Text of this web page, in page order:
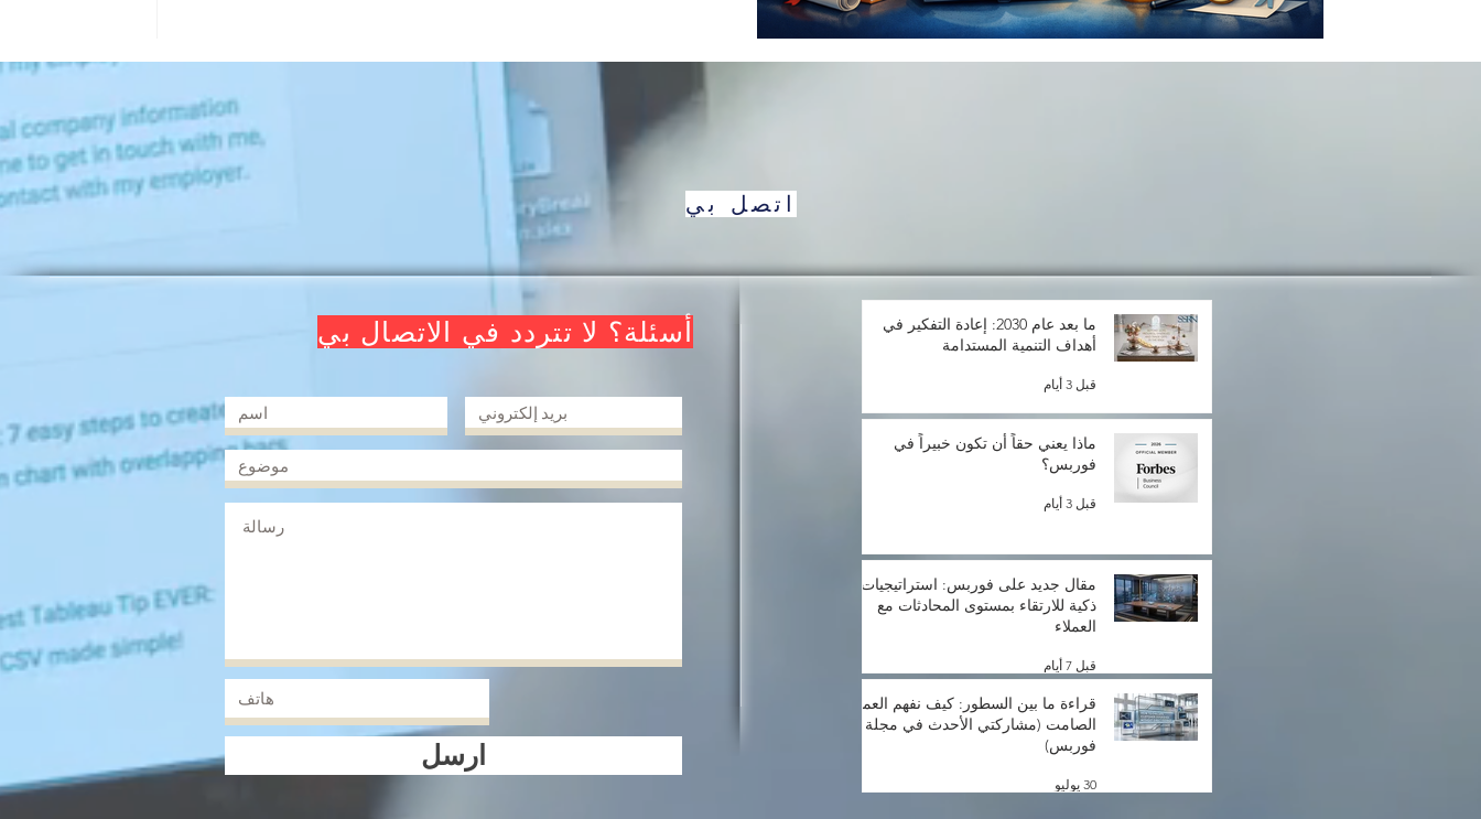
اتصل بي
أسئلة؟ لا تتردد في الاتصال بي
ارسل
ما بعد عام 2030: إعادة التفكير في
أهداف التنمية المستدامة
قبل 3 أيام
ماذا يعني حقاً أن تكون خبيراً في
فوربس؟
قبل 3 أيام
مقال جديد على فوربس: استراتيجيات
ذكية للارتقاء بمستوى المحادثات مع
العملاء
قبل 7 أيام
قراءة ما بين السطور: كيف نفهم العميل
الصامت (مشاركتي الأحدث في مجلة
فوربس)
30 يوليو